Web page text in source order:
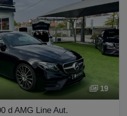
19
d AMG Line Aut.